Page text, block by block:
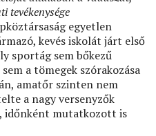
tevékenysége
egyetlen
kevés iskolát járt első
sportág sem bőkezű
a tömegek szórakozása
amatőr szinten nem
a nagy versenyzők
mutatkozott is